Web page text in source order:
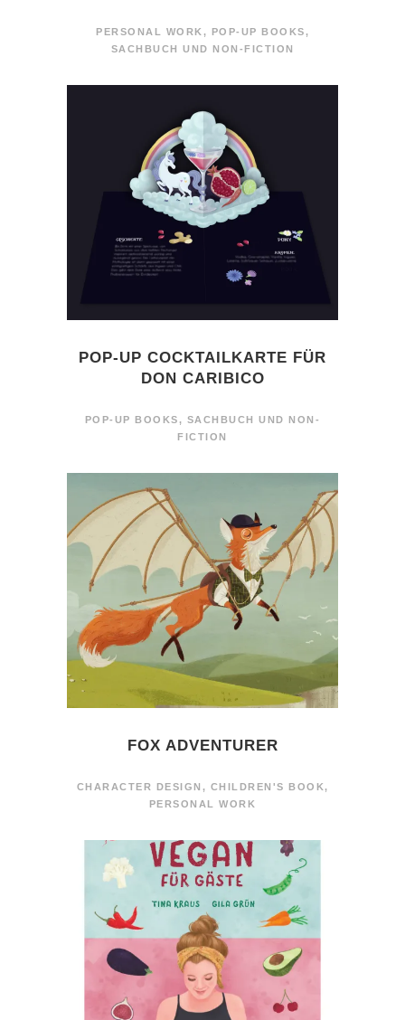
PERSONAL WORK , POP-UP BOOKS ,
SACHBUCH UND NON-FICTION
POP-UP COCKTAILKARTE FÜR
DON CARIBICO
POP-UP BOOKS , SACHBUCH UND NON-
FICTION
FOX ADVENTURER
CHARACTER DESIGN , CHILDREN'S BOOK ,
PERSONAL WORK